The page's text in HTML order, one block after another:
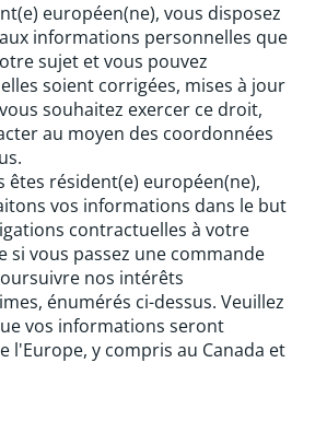
européen(ne), vous disposez
informations personnelles que
sujet et vous pouvez
soient corrigées, mises à jour
souhaitez exercer ce droit,
au moyen des coordonnées
êtes résident(e) européen(ne),
vos informations dans le but
contractuelles à votre
si vous passez une commande
nos intérêts
énumérés ci-dessus. Veuillez
vos informations seront
l'Europe, y compris au Canada et